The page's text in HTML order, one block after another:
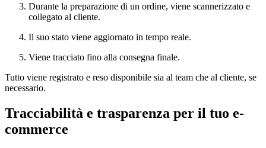
Durante la preparazione di un ordine, viene scannerizzato e
collegato al cliente.
Il suo stato viene aggiornato in tempo reale.
Viene tracciato fino alla consegna finale.
Tutto viene registrato e reso disponibile sia al team che al cliente, se
necessario.
Tracciabilità e trasparenza per il tuo e-
commerce